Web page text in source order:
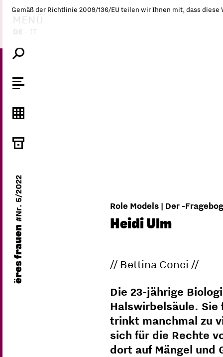
MENÜ
DE - IT
ëres frauen
#Nr. 5/2022 Role Models | Der -
Heidi Ulm
// Bettina Conci //
Die 23-jährige
Halswirbelsäule.
trinkt manchmal zu
sich für die Rechte
dort auf Mängel und
Gemäß der Richtlinie 2009/136/EU teilen wir Ihnen mit, dass